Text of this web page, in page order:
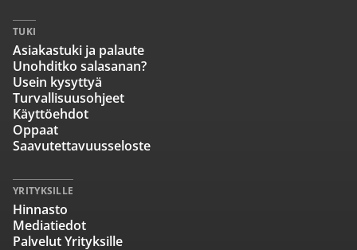
TUKI
Asiakastuki ja palaute
Unohditko salasanan?
Usein kysyttyä
Turvallisuusohjeet
Käyttöehdot
Oppaat
Saavutettavuusseloste
YRITYKSILLE
Hinnasto
Mediatiedot
Palvelut Yrityksille